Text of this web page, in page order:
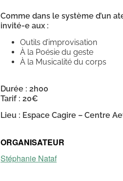
Comme dans le système d’un
invité-e aux :
Outils d’improvisation
À la Poésie du geste
À la Musicalité du corps
Durée : 2h00
Tarif : 20€
Lieu : Espace Cagire – Centre
ORGANISATEUR
Stéphanie Nataf